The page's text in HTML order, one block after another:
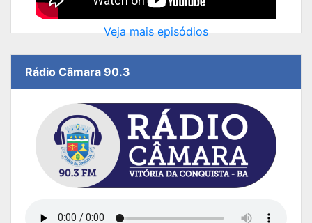
Veja mais episódios
Rádio Câmara 90.3